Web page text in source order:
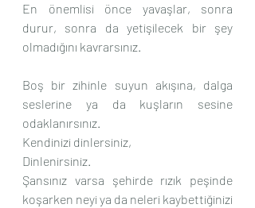
En önemlisi önce yavaşlar, sonra
durur, sonra da yetişilecek bir şey
olmadığını kavrarsınız.
Boş bir zihinle suyun akışına, dalga
seslerine ya da kuşların sesine
odaklanırsınız.
Kendinizi dinlersiniz,
Dinlenirsiniz.
Şansınız varsa şehirde rızık peşinde
koşarken neyi ya da neleri kaybettiğinizi